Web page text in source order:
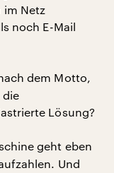
im Netz
noch E-Mail
dem Motto,
die
Lösung?
geht eben
Und